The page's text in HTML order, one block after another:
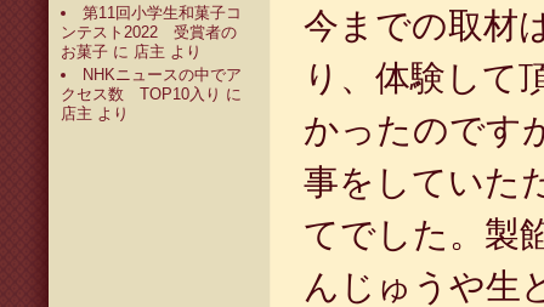
第11回小学生和菓子コ
ンテスト2022 受賞者の
お菓子 に 店主 より
NHKニュースの中でア
クセス数 TOP10入り に
店主 より
今までの取材
り、体験して
かったのです
事をしていた
てでした。製
んじゅうや生